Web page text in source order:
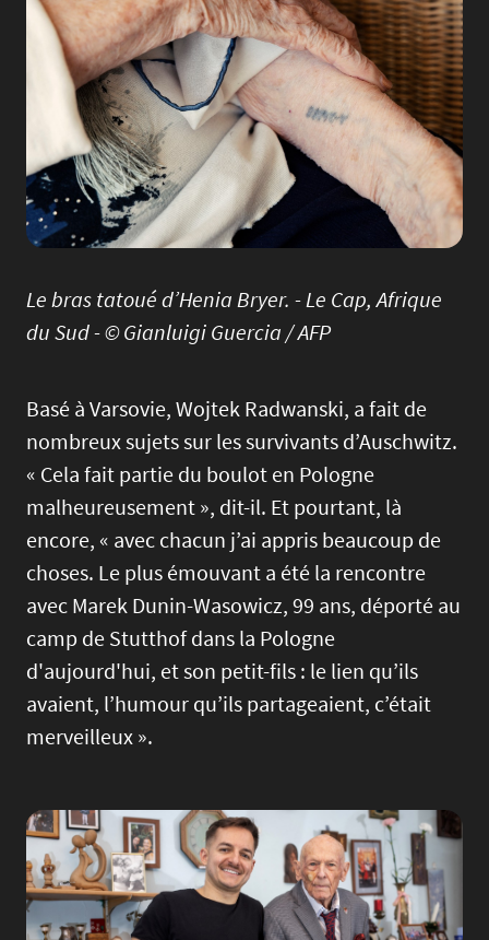
Le bras tatoué d’Henia Bryer. - Le Cap, Afrique
du Sud - © Gianluigi Guercia / AFP
Basé à Varsovie, Wojtek Radwanski, a fait de
nombreux sujets sur les survivants d’Auschwitz.
« Cela fait partie du boulot en Pologne
malheureusement », dit-il. Et pourtant, là
encore, « avec chacun j’ai appris beaucoup de
choses. Le plus émouvant a été la rencontre
avec Marek Dunin-Wasowicz, 99 ans, déporté au
camp de Stutthof dans la Pologne
d'aujourd'hui, et son petit-fils : le lien qu’ils
avaient, l’humour qu’ils partageaient, c’était
merveilleux ».
Image